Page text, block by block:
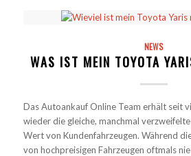
NEWS
WAS IST MEIN TOYOTA
Das Autoankauf Online Team erhält seit
wieder die gleiche, manchmal
Wert von Kundenfahrzeugen. Während
von hochpreisigen Fahrzeugen oftmals